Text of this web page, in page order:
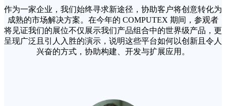
作为一家企业，我们始终寻求新途径，协助客户将创意转化为
成熟的市场解决方案。在今年的 COMPUTEX 期间，参观者
将见证我们的展位不仅展示我们产品组合中的世界级产品，更
呈现广泛且引人入胜的演示，说明这些平台如何以创新且令人
兴奋的方式，协助构建、开发与扩展应用。